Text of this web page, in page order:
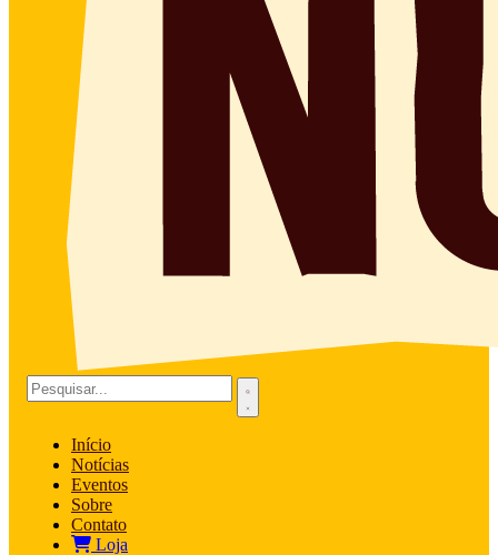
Início
Notícias
Eventos
Sobre
Contato
Loja